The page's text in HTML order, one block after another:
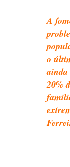
A
o
20%